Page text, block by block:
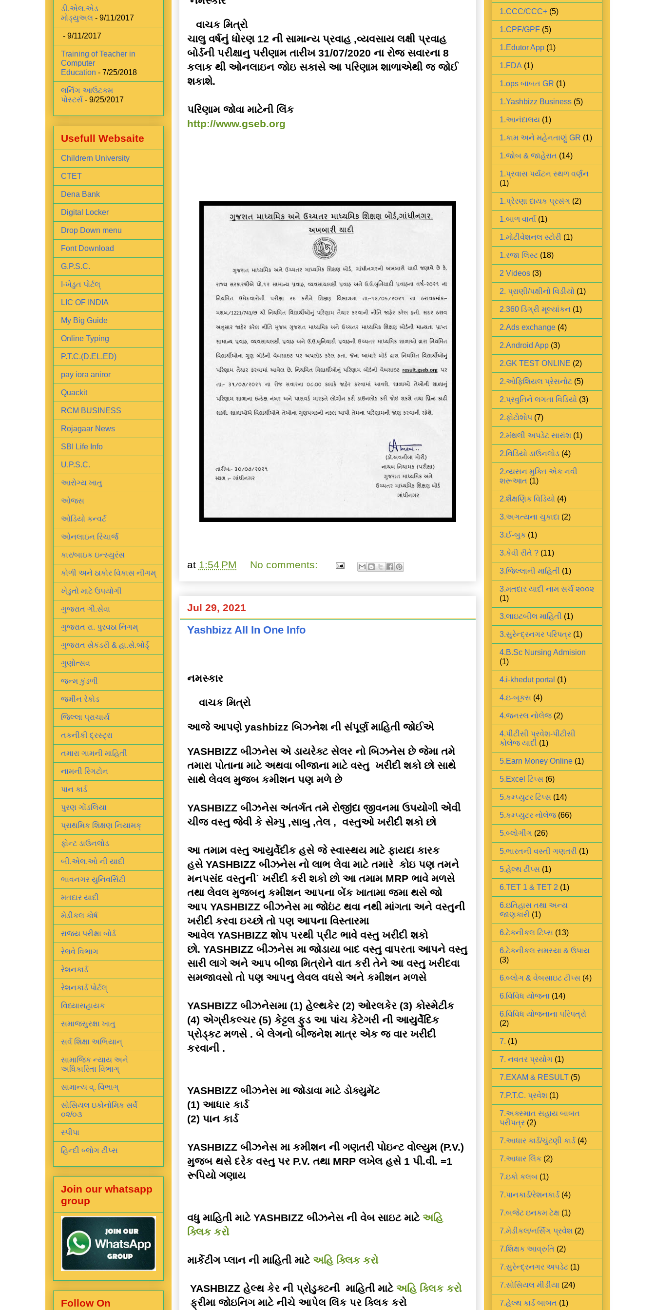
વાચક મિત્રો
ચાલુ વર્ષનું ધોરણ 12 ની સામાન્ય પ્રવાહ ,વ્યવસાય લક્ષી પ્રવાહ
બોર્ડની પરીક્ષાનુ પરીણામ તારીખ 31/07/2020 ના રોજ સવારના 8
કલાક થી ઓનલાઇન જોઇ સકાસે આ પરિણામ શાળાએથી જ જોઈ
શકાશે.
પરિણામ જોવા માટેની લિંક
http://www.gseb.org
at 1:54 PM No comments:
Jul 29, 2021
Yashbizz All In One Info
નમસ્કાર
વાચક મિત્રો
આજે આપણે yashbizz બિઝનેશ ની સંપૂર્ણ માહિતી જોઈએ
YASHBIZZ બીઝનેસ એ ડાયરેક્ટ સેલર નો બિઝનેસ છે જેમા તમે
તમારા પોતાના માટે અથવા બીજાના માટે વસ્તુ ખરીદી શકો છો સાથે
સાથે લેવલ મુજબ કમીશન પણ મળે છે
YASHBIZZ બીઝનેસ અંતર્ગત તમે રોજીંદા જીવનમા ઉપયોગી એવી
ચીજ વસ્તુ જેવી કે સેમ્પુ ,સાબુ ,તેલ , વસ્તુઓ ખરીદી શકો છો
આ તમામ વસ્તુ આયુર્વેદીક હસે જે સ્વાસ્થય માટે ફાયદા કારક
હસે YASHBIZZબીઝનેસ નો લાભ લેવા માટે તમારે કોઇ પણ તમને
મનપસંદ વસ્તુની` ખરીદી કરી શકો છો આ તમામ MRP ભાવે મળસે
તથા લેવલ મુજબનુ કમીશન આપના બેંક ખાતામા જમા થસે જો
આપ YASHBIZZબીઝનેસ મા જોઇંટ થવા નથી માંગતા અને વસ્તુની
ખરીદી કરવા ઇચ્છો તો પણ આપના વિસ્તારમા
આવેલ YASHBIZZશોપ પરથી પ્રીંટ ભાવે વસ્તુ ખરીદી શકો
છો. YASHBIZZબીઝનેસ મા જોડાયા બાદ વસ્તુ વાપરતા આપને વસ્તુ
સારી લાગે અને આપ બીજા મિત્રોને વાત કરી તેને આ વસ્તુ ખરીદવા
સમજાવસો તો પણ આપનુ લેવલ વધસે અને કમીશન મળસે
YASHBIZZ બીઝનેસમા (1) હેલ્થકેર (2) ઓરલકેર (3) કોસ્મેટીક
(4) એગ્રીકલ્ચર (5) કેટ્ટલ ફુડ આ પાંચ કેટેગરી ની આયુર્વેદિક
પ્રોડ્કટ મળસે . બે લેગનો બીજનેશ માત્ર એક જ વાર ખરીદી
કરવાની .
YASHBIZZબીઝનેસ મા જોડાવા માટે ડોક્યુમેંટ
(1) આધાર કાર્ડ
(2) પાન કાર્ડ
YASHBIZZબીઝનેસ મા કમીશન ની ગણતરી પોઇન્ટ વોલ્યુમ (P.V.)
મુજબ થસે દરેક વસ્તુ પર P.V. તથા MRP લખેલ હસે 1 પી.વી. =1
રૂપિયો ગણાય
વધુ માહિતી માટે YASHBIZZબીઝનેસ ની વેબ સાઇટ માટે અહિ
ક્લિક કરો
માર્કેટીંગ પ્લાન ની માહિતી માટે અહિ ક્લિક કરો
YASHBIZZ હેલ્થ કેર ની પ્રોડુક્ટની માહિતી માટે અહિ ક્લિક કરો
ફ્રીમા જોઇનિગ માટે નીચે આપેલ લિંક પર ક્લિક કરો
ડી.એલ.એડ
મોડ્યુઅલ- 9/11/2017
- 9/11/2017
Training of Teacher in
Computer
Education - 7/25/2018
લર્નિંગ આઉટકમ
પોસ્ટર્સ- 9/25/2017
Usefull Websaite
Childrern University
CTET
Dena Bank
Digital Locker
Drop Down menu
Font Download
G.P.S.C.
I-ખેડુત પોર્ટલ્
LIC OF INDIA
My Big Guide
Online Typing
P.T.C.(D.EL.ED)
pay iora aniror
Quackit
RCM BUSINESS
Rojagaar News
SBI Life Info
U.P.S.C.
આરોગ્ય ખાતુ
ઓજસ
ઓડિયો કન્વર્ટ
ઓનલાઇન રિચાર્જ
કાર/બાઇક ઇન્સ્યુરંસ
કોળી અને ઠાકોર વિકાસ નીગમ્
ખેડુતો માટે ઉપયોગી
ગુજરાત ગૌ.સેવા
ગુજરાત રા. પુરવઠા નિગમ્
ગુજરાત સેકંડરી & હા.સે.બોર્ડ્
ગુણોત્સવ
જન્મ કુંડળી
જમીન રેકોડ
જિલ્લા પ્રાચાર્ય
તકનીકી દ્રસ્ટ્રા
તમારા ગામની માહિતી
નામની રિંગટોન
પાન કાર્ડ
પુરણ ગોંડલિયા
પ્રાથમિક શિક્ષણ નિયામક્
ફોન્ટ ડાઉનલોડ
બી.એલ.ઓ ની યાદી
ભાવનગર યુનિવર્સિટી
મતદાર યાદી
મેડીકલ કોર્ષ
રાજ્ય પરીક્ષા બોર્ડ
રેલવે વિભાગ
રેશનકાર્ડ
રેશનકાર્ડ પોર્ટલ્
વિધ્યાસહાયક
સમાજસુરક્ષા ખાતુ
સર્વ શિક્ષા અભિયાન્
સામાજિક ન્યાય અને
અધિકારિતા વિભાગ્
સામાન્ય વ્. વિભાગ્
સોસિયલ ઇકોનોમિક સર્વે
૦૨/૦૩
સ્પીપા
હિન્દી બ્લોગ ટીપ્સ
Join our whatsapp
group
Follow On
1.CCC/CCC+ (5)
1.CPF/GPF (5)
1.Edutor App (1)
1.FDA (1)
1.ops બાબત GR (1)
1.Yashbizz Business (5)
1.આનંદાલય (1)
1.કામ અને મહેનતાણું GR (1)
1.જોબ & જાહેરાત (14)
1.પ્રવાસ પર્યટન સ્થળ વર્ણન
(1)
1.પ્રેરણા દાયક પ્રસંગ (2)
1.બાળ વાર્તા (1)
1.મોટીવેશનલ સ્ટોરી (1)
1.રજા લિસ્ટ (18)
2 Videos (3)
2. પ્રાણી/પક્ષીનો વિડીયો (1)
2.360 ડિગ્રી મૂલ્યાંકન (1)
2.Ads exchange (4)
2.Android App (3)
2.GK TEST ONLINE (2)
2.ઓફિશિયલ પ્રેસનોટ (5)
2.પ્રવુતિને લગતા વિડિયો (3)
2.ફોટોશોપ (7)
2.મંથલી અપડેટ સારાંશ (1)
2.વિડિયો ડાઉનલોડ (4)
2.વ્યસન મુક્તિ એક નવી
શરૂઆત (1)
2.શૈક્ષણિક વિડિયો (4)
3.અગત્યના ચુકાદા (2)
3.ઈ-બુક (1)
3.કેવી રીતે ? (11)
3.જિલ્લાની માહિતી (1)
3.મતદાર યાદી નામ સર્ચ ૨૦૦૨
(1)
3.લાઇટબીલ માહિતી (1)
3.સુરેન્દ્રનગર પરિપત્ર (1)
4.B.Sc Nursing Admision
(1)
4.i-khedut portal (1)
4.ઇ-બૂકસ (4)
4.જનરલ નોલેજ (2)
4.પીટીસી પ્રવેશ-પીટીસી
કોલેજ યાદી (1)
5.Earn Money Online (1)
5.Excel ટિપ્સ (6)
5.કમ્પ્યુટર ટિપ્સ (14)
5.કમ્પ્યુટર નોલેજ (66)
5.બ્લોગીંગ (26)
5.ભારતની વસ્તી ગણતરી (1)
5.હેલ્થ ટીપ્સ (1)
6.TET 1 & TET 2 (1)
6.ઇતિહાસ તથા અન્ય
જાણકારી (1)
6.ટેકનીકલ ટિપ્સ (13)
6.ટેકનીકલ સમસ્યા & ઉપાય
(3)
6.બ્લોગ & વેબસાઇટ ટીપ્સ (4)
6.વિવિધ યોજના (14)
6.વિવિધ યોજનાના પરિપત્રો
(2)
7. (1)
7. નવતર પ્રયોગ (1)
7.EXAM & RESULT (5)
7.P.T.C. પ્રવેશ (1)
7.અક્સ્માત સહાય બાબત
પરીપત્ર (2)
7.આધાર કાર્ડ/ચુંટણી કાર્ડ (4)
7.આધાર લિંક (2)
7.ઇકો કલબ (1)
7.પાનકાર્ડ/રેશનકાર્ડ (4)
7.બજેટ ઇનકમ ટેક્ષ (1)
7.મેડીકલ/નર્સિંગ પ્રવેશ (2)
7.શિક્ષક આવ્રુતિ (2)
7.સુરેન્દ્રનગર અપડેટ (1)
7.સોસિયલ મીડીયા (24)
7.હેલ્થ કાર્ડ બાબત (1)